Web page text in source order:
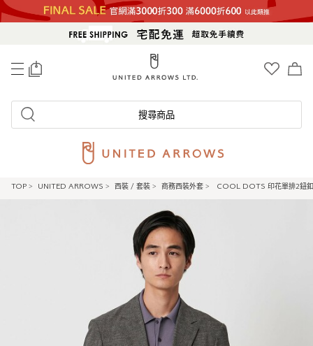
搜尋商品
TOP > UNITED ARROWS > 西裝 / 套裝 > 商務西裝外套 > COOL DOTS 印花單排2鈕